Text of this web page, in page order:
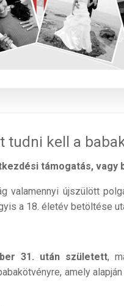
tudni kell a
támogatás, vagy
valamennyi újszülött
a 18. életév betöltése
31. után született,
amely